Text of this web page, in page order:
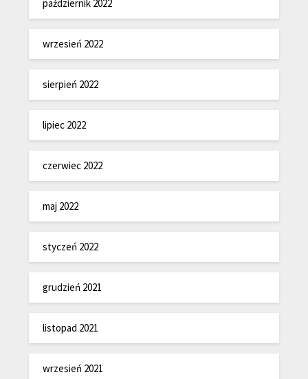
październik 2022
wrzesień 2022
sierpień 2022
lipiec 2022
czerwiec 2022
maj 2022
styczeń 2022
grudzień 2021
listopad 2021
wrzesień 2021